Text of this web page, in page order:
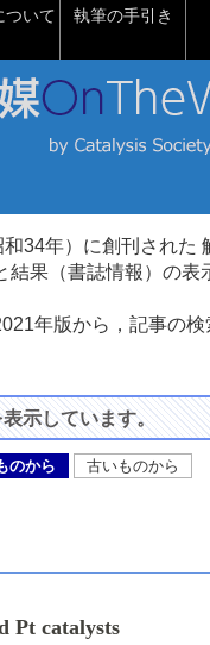
ついて 執筆の手引き
34年）に創刊された
果（書誌情報）の
年版から，記事の
示しています。
のから 古いものから
Pt catalysts